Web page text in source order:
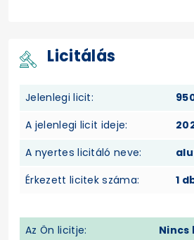
Licitálás
Jelenlegi licit:
A jelenlegi licit ideje:
A nyertes licitáló neve:
Érkezett licitek száma:
1
Az Ön licitje: